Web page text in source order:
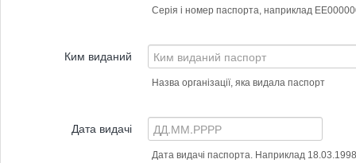
Серія і номер паспорта, наприклад
Ким виданий
Назва організації, яка видала паспорт
Дата видачі
Дата видачі паспорта. Наприклад 18.03.1998